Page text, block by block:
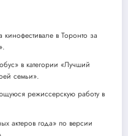
в Торонто за
в категории «Лучший
семьи».
режиссерскую работу в
актеров года» по версии